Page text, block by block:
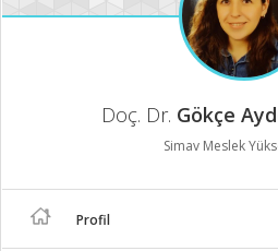
Doç. Dr. Gökçe
Simav Meslek
Profil